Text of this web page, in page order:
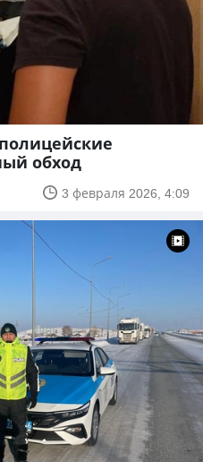
обход
3 февраля 2026, 4:09